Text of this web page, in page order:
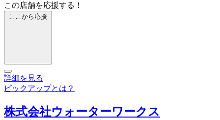
この店舗を応援する！
ここから応援
詳細を見る
ピックアップとは？
株式会社ウォーターワークス